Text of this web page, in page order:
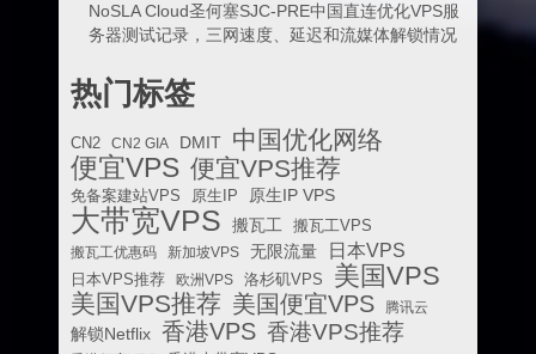
NoSLA Cloud圣何塞SJC-PRE中国直连优化VPS服
务器测试记录，三网速度、延迟和流媒体解锁情况
热门标签
CN2 CN2 GIA DMIT 中国优化网络
便宜VPS 便宜VPS推荐
免备案建站VPS 原生IP 原生IP VPS
大带宽VPS 搬瓦工
搬瓦工VPS
搬瓦工优惠码
新加坡VPS 无限流量 日本VPS
日本VPS推荐 欧洲VPS 洛杉矶VPS 美国VPS
美国VPS推荐 美国便宜VPS 腾讯云
解锁Netflix 香港VPS 香港VPS推荐